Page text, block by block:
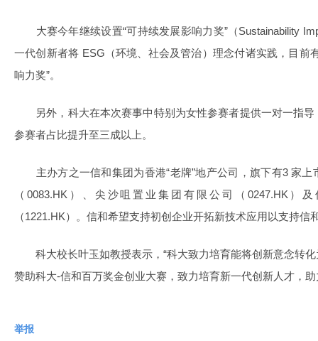
大赛今年继续设置“可持续发展影响力奖”（Sustainability
一代创新者将 ESG（环境、社会及管治）理念付诸实践，目前
响力奖”。
另外，科大在本次赛事中特别为女性参赛者提供一对一指导
参赛者占比提升至三成以上。
主办方之一信和集团为香港“老牌”地产公司，旗下有3 家上
（0083.HK）、尖沙咀置业集团有限公司（0247.HK）
（1221.HK）。信和希望支持初创企业开拓新技术应用以支持信
科大校长叶玉如教授表示，“科大致力培育能将创新意念转化
赞助科大-信和百万奖金创业大赛，致力培育新一代创新人才，
举报